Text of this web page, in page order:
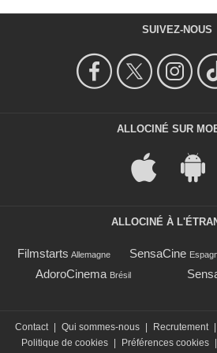
SUIVEZ-NOUS
ALLOCINÉ SUR
ALLOCINÉ À
Filmstarts Allemagne SensaCine
AdoroCinema Brésil
Contact | Qui sommes-nous | Recrutement |
Politique de cookies | Préférences cookies |